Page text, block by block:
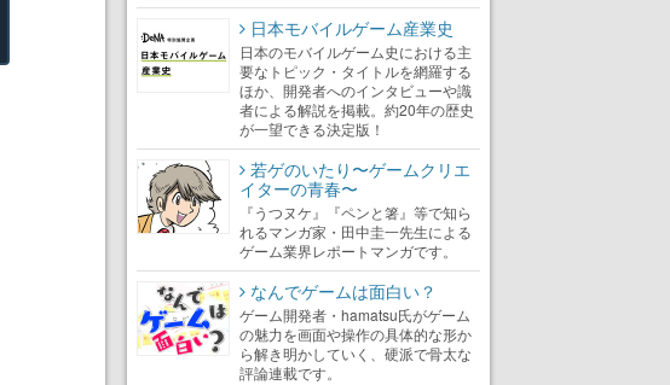
日本モバイルゲーム産業史
日本のモバイルゲーム史における主
要なトピック・タイトルを網羅する
ほか、開発者へのインタビューや識
者による解説を掲載。約20年の歴史
が一望できる決定版！
若ゲのいたり〜ゲームクリエ
イターの青春〜
『うつヌケ』『ペンと箸』等で知ら
れるマンガ家・田中圭一先生による
ゲーム業界レポートマンガです。
なんでゲームは面白い？
ゲーム開発者・hamatsu氏がゲーム
の魅力を画面や操作の具体的な形か
ら解き明かしていく、硬派で骨太な
評論連載です。